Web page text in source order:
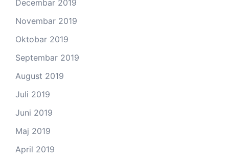
Decembar 2019
Novembar 2019
Oktobar 2019
Septembar 2019
August 2019
Juli 2019
Juni 2019
Maj 2019
April 2019